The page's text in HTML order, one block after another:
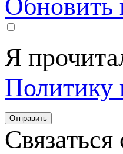
Обновить
Я
Политику